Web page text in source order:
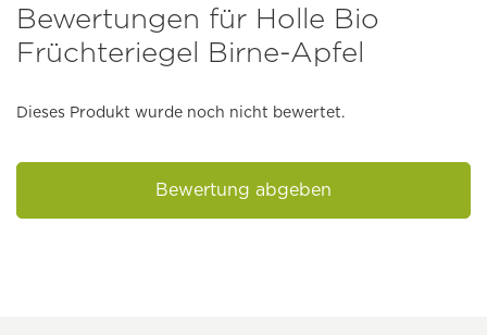
Bewertungen für Holle Bio
Früchteriegel Birne-Apfel
Dieses Produkt wurde noch nicht bewertet.
Bewertung abgeben